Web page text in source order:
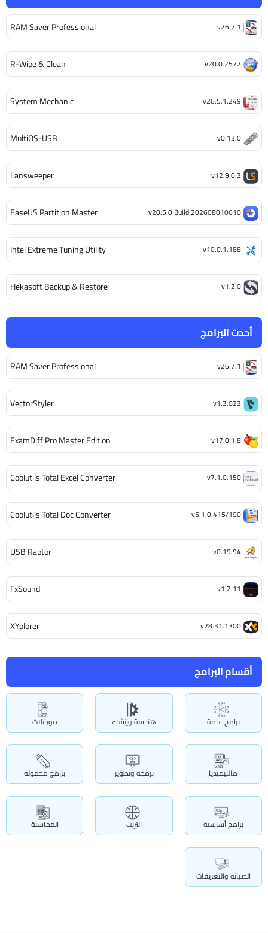
أقسام البرامج
برامج عامة هندسة وإنشاء موبايلات
مالتيميديا برمجة وتطوير برامج محمولة
برامج أساسية انترنت المحاسبة
الصيانة والتعريفات
أحدث البرامج
RAM Saver Professional v26.7.1
VectorStyler v1.3.023
ExamDiff Pro Master Edition v17.0.1.8
Coolutils Total Excel Converter v7.1.0.150
Coolutils Total Doc Converter v5.1.0.415/190
USB Raptor v0.19.94
FxSound v1.2.11
XYplorer v28.31.1300
RAM Saver Professional v26.7.1
R-Wipe & Clean v20.0.2572
System Mechanic v26.5.1.249
MultiOS-USB v0.13.0
Lansweeper v12.9.0.3
EaseUS Partition Master v20.5.0 Build 202608010610
Intel Extreme Tuning Utility v10.0.1.188
Hekasoft Backup & Restore v1.2.0